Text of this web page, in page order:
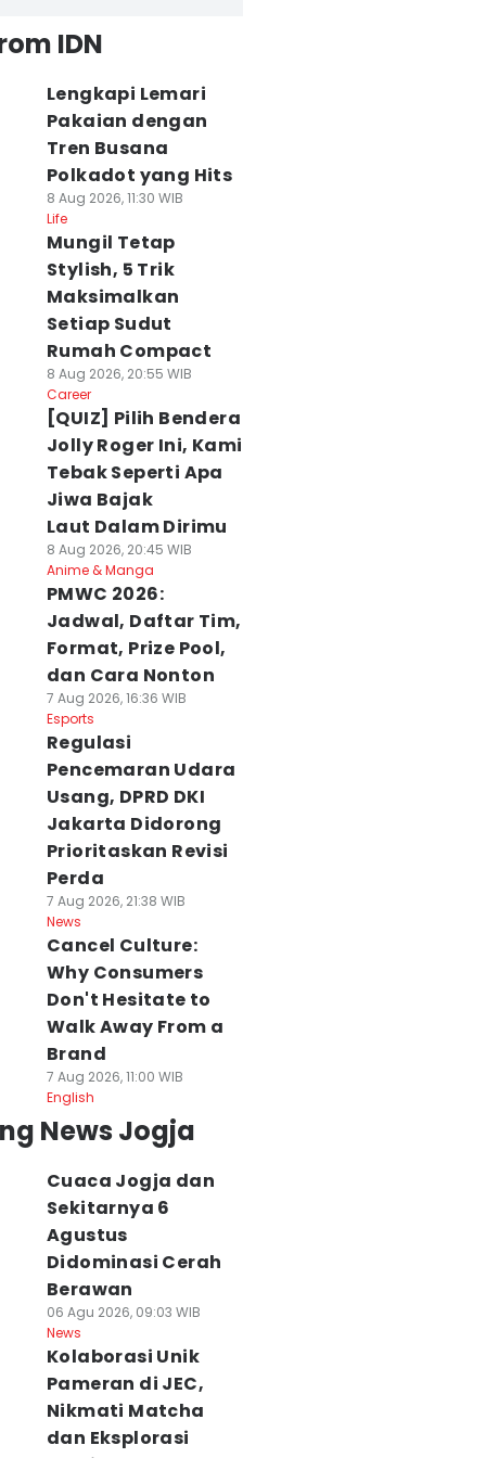
IDN
Lengkapi Lemari
Pakaian dengan
Tren Busana
Polkadot yang Hits
8 Aug 2026, 11:30 WIB
Life
Mungil Tetap
Stylish, 5 Trik
Maksimalkan
Setiap Sudut
Rumah Compact
8 Aug 2026, 20:55 WIB
Career
[QUIZ] Pilih Bendera
Jolly Roger Ini, Kami
Tebak Seperti Apa
Jiwa Bajak
Laut Dalam Dirimu
8 Aug 2026, 20:45 WIB
Anime & Manga
PMWC 2026:
Jadwal, Daftar Tim,
Format, Prize Pool,
dan Cara Nonton
7 Aug 2026, 16:36 WIB
Esports
Regulasi
Pencemaran Udara
Usang, DPRD DKI
Jakarta Didorong
Prioritaskan Revisi
Perda
7 Aug 2026, 21:38 WIB
News
Cancel Culture:
Why Consumers
Don't Hesitate to
Walk Away From a
Brand
7 Aug 2026, 11:00 WIB
English
News Jogja
Cuaca Jogja dan
Sekitarnya 6
Agustus
Didominasi Cerah
Berawan
06 Agu 2026, 09:03 WIB
News
Kolaborasi Unik
Pameran di JEC,
Nikmati Matcha
dan Eksplorasi